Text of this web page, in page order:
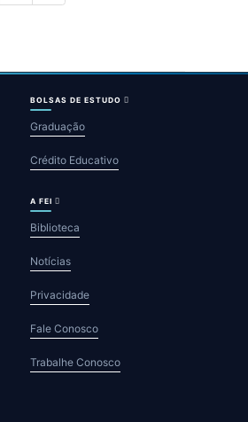
BOLSAS DE ESTUDO
Graduação
Crédito Educativo
A FEI
Biblioteca
Notícias
Privacidade
Fale Conosco
Trabalhe Conosco